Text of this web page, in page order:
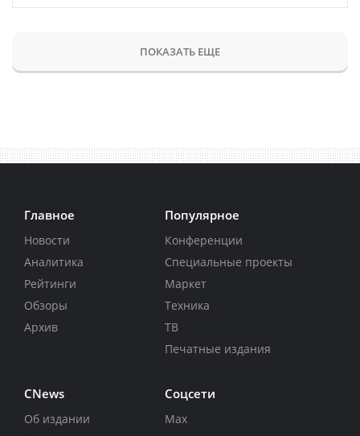
ПОКАЗАТЬ ЕЩЕ
Главное
Новости
Аналитика
Рейтинги
Обзоры
Архив
Популярное
Конференции
Специальные проекты
Маркет
Техника
ТВ
Печатные издания
CNews
Об издании
Соцсети
Max